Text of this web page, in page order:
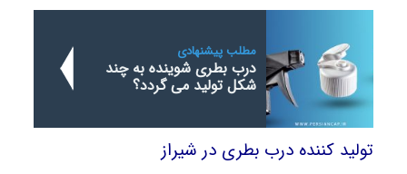
مطلب پیشنهادی
درب بطری شوینده به چند
شکل تولید می گردد؟
تولید کننده درب بطری در شیراز